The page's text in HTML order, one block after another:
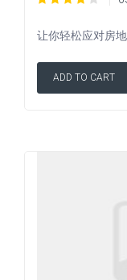
让你轻松应对房
ADD TO CART